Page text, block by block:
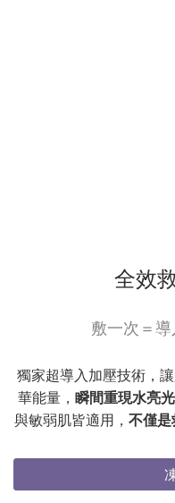
全效
敷一次＝
獨家超導入加壓技術，
華能量， 瞬間重現水亮光
與敏弱肌皆適用， 不僅